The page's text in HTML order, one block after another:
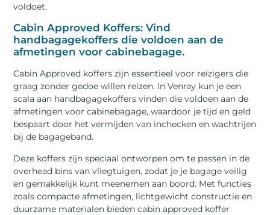
voldoet.
Cabin Approved Koffers: Vind
handbagagekoffers die voldoen aan de
afmetingen voor cabinebagage.
Cabin Approved koffers zijn essentieel voor reizigers die
graag zonder gedoe willen reizen. In Venray kun je een
scala aan handbagagekoffers vinden die voldoen aan de
afmetingen voor cabinebagage, waardoor je tijd en geld
bespaart door het vermijden van inchecken en wachtrijen
bij de bagageband.
Deze koffers zijn speciaal ontworpen om te passen in de
overhead bins van vliegtuigen, zodat je je bagage veilig
en gemakkelijk kunt meenemen aan boord. Met functies
zoals compacte afmetingen, lichtgewicht constructie en
duurzame materialen bieden cabin approved koffer